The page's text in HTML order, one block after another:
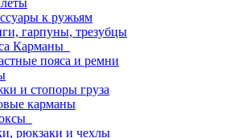
к ружьям
гарпуны, трезубцы
Карманы
пояса и ремни
и стопоры груза
карманы
рюкзаки и чехлы